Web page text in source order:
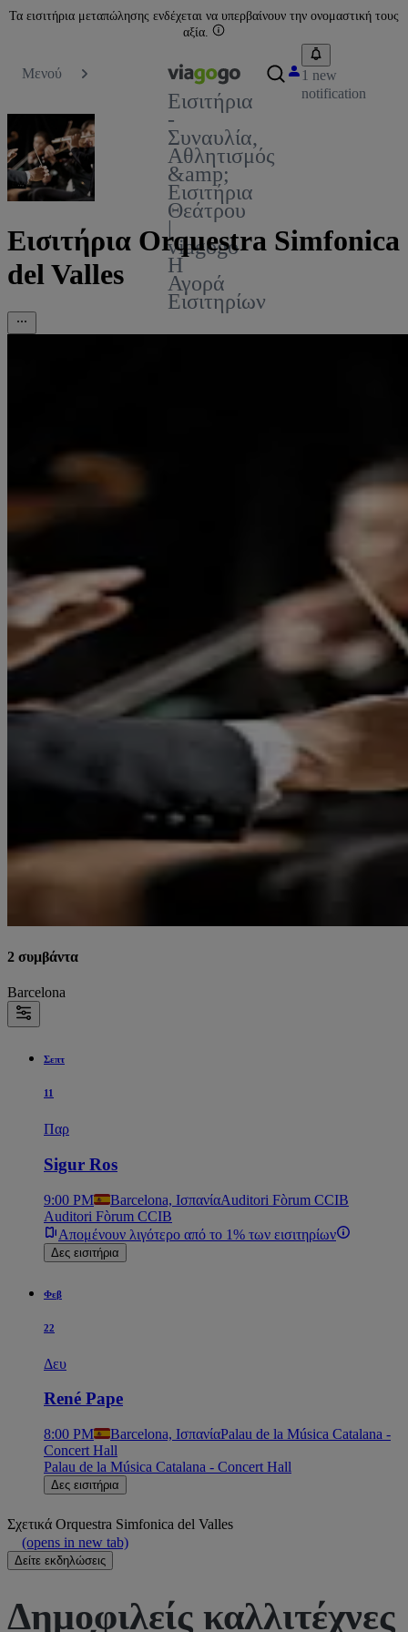
Τα εισιτήρια μεταπώλησης ενδέχεται να υπερβαίνουν την ονομαστική τους
αξία.
Μενού
Εισιτήρια
-
Συναυλία,
Αθλητισμός
&amp;
Εισιτήρια
Θεάτρου
|
viagogo
Η
Αγορά
Εισιτηρίων
1 new
notification
Εισιτήρια Orquestra Simfonica
del Valles
2 συμβάντα
Barcelona
Σεπτ
11
Παρ
Sigur Ros
9:00 PM Barcelona, ΙσπανίαAuditori Fòrum CCIB
Auditori Fòrum CCIB
Απομένουν λιγότερο από το 1% των εισιτηρίων
Δες εισιτήρια
Φεβ
22
Δευ
René Pape
8:00 PM Barcelona, ΙσπανίαPalau de la Música Catalana -
Concert Hall
Palau de la Música Catalana - Concert Hall
Δες εισιτήρια
Σχετικά Orquestra Simfonica del Valles
(opens in new tab)
Δείτε εκδηλώσεις
Δημοφιλείς καλλιτέχνες